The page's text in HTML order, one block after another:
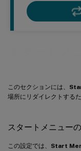
このセクションには、
場所にリダイレクトする
スタートメニュー
この設定では、 Start